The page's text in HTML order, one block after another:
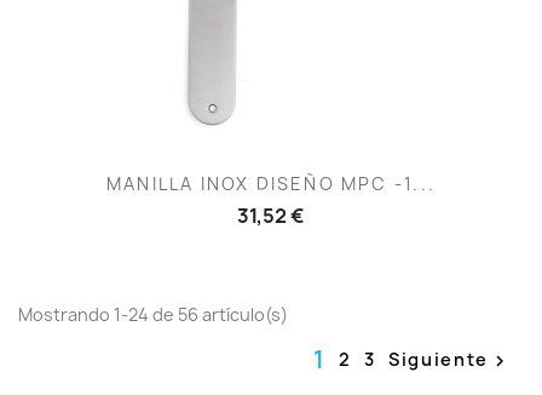
MANILLA INOX DISEÑO MPC -1...
31,52 €
Mostrando 1-24 de 56 artículo(s)
1 2 3 Siguiente 